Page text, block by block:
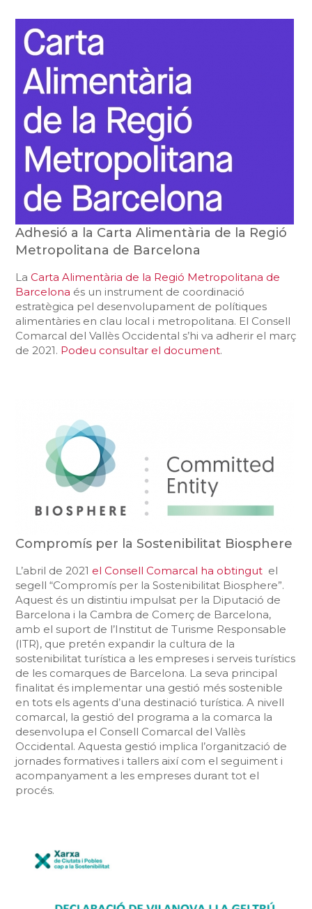
Adhesió a la Carta Alimentària de la Regió
Metropolitana de Barcelona
LaCarta Alimentària de la Regió Metropolitana de
Barcelona és un instrument de coordinació
estratègica pel desenvolupament de polítiques
alimentàries en clau local i metropolitana. El Consell
Comarcal del Vallès Occidental s’hi va adherir el març
de 2021. Podeu consultar el document.
Compromís per la Sostenibilitat Biosphere
L’abril de 2021 el Consell Comarcal ha obtingut el
segell “Compromís per la Sostenibilitat Biosphere”.
Aquest és un distintiu impulsat per la Diputació de
Barcelona i la Cambra de Comerç de Barcelona,
amb el suport de l’Institut de Turisme Responsable
(ITR), que pretén expandir la cultura de la
sostenibilitat turística a les empreses i serveis turístics
de les comarques de Barcelona. La seva principal
finalitat és implementar una gestió més sostenible
en tots els agents d’una destinació turística. A nivell
comarcal, la gestió del programa a la comarca la
desenvolupa el Consell Comarcal del Vallès
Occidental. Aquesta gestió implica l’organització de
jornades formatives i tallers així com el seguiment i
acompanyament a les empreses durant tot el
procés.